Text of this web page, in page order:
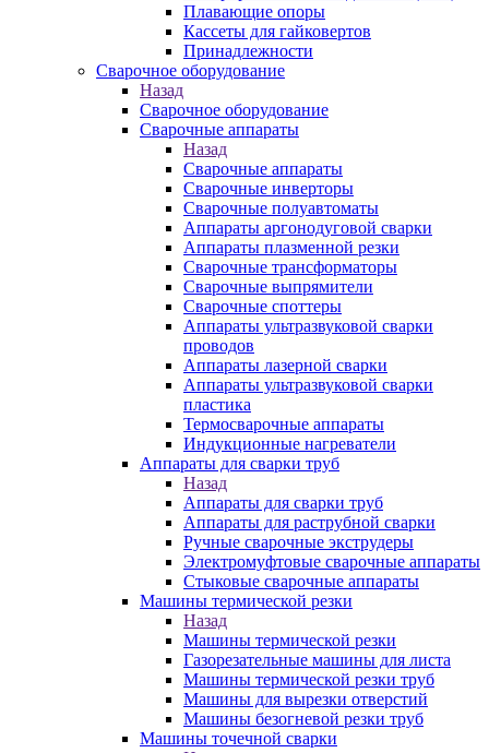
Плавающие опоры
Кассеты для гайковертов
Принадлежности
Сварочное оборудование
Назад
Сварочное оборудование
Сварочные аппараты
Назад
Сварочные аппараты
Сварочные инверторы
Сварочные полуавтоматы
Аппараты аргонодуговой сварки
Аппараты плазменной резки
Сварочные трансформаторы
Сварочные выпрямители
Сварочные споттеры
Аппараты ультразвуковой сварки
проводов
Аппараты лазерной сварки
Аппараты ультразвуковой сварки
пластика
Термосварочные аппараты
Индукционные нагреватели
Аппараты для сварки труб
Назад
Аппараты для сварки труб
Аппараты для раструбной сварки
Ручные сварочные экструдеры
Электромуфтовые сварочные аппараты
Стыковые сварочные аппараты
Машины термической резки
Назад
Машины термической резки
Газорезательные машины для листа
Машины термической резки труб
Машины для вырезки отверстий
Машины безогневой резки труб
Машины точечной сварки